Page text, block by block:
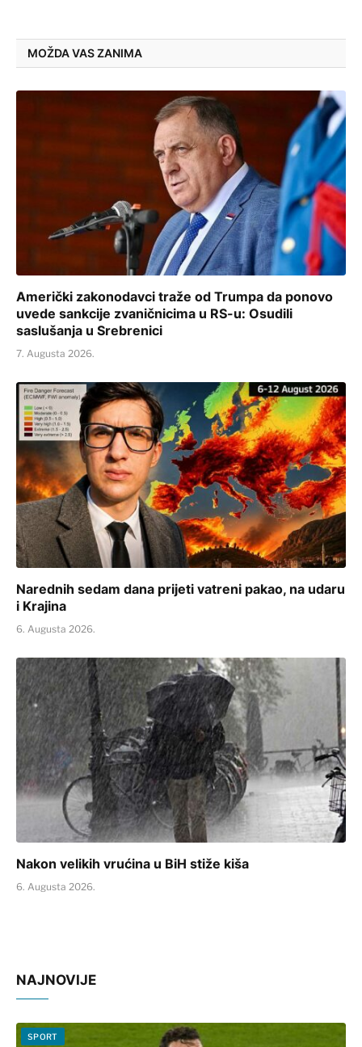
MOŽDA VAS ZANIMA
Američki zakonodavci traže od Trumpa da ponovo
uvede sankcije zvaničnicima u RS-u: Osudili
saslušanja u Srebrenici
7. Augusta 2026.
Narednih sedam dana prijeti vatreni pakao, na udaru
i Krajina
6. Augusta 2026.
Nakon velikih vrućina u BiH stiže kiša
6. Augusta 2026.
NAJNOVIJE
SPORT